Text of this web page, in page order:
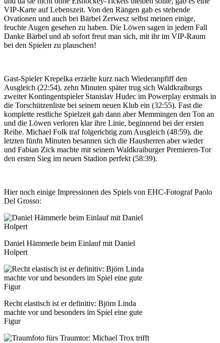
VIP-Karte auf Lebenszeit. Von den Rängen gab es stehende
Ovationen und auch bei Bärbel Zerwesz selbst meinen einige,
feuchte Augen gesehen zu haben. Die Löwen sagen in jedem Fall
Danke Bärbel und ab sofort freut man sich, mit ihr im VIP-Raum
bei den Spielen zu plauschen!
Gast-Spieler Krepelka erzielte kurz nach Wiederanpfiff den
Ausgleich (22:54), zehn Minuten später trug sich Waldkraiburgs
zweiter Kontingentspieler Stanislav Hudec im Powerplay erstmals in
die Torschützenliste bei seinem neuen Klub ein (32:55). Fast die
komplette restliche Spielzeit gab dann aber Memmingen den Ton an
und die Löwen verloren klar ihre Linie, beginnend bei der ersten
Reihe. Michael Folk traf folgerichtig zum Ausgleich (48:59), die
letzten fünfn Minuten besannen sich die Hausherren aber wieder
und Fabian Zick machte mit seinem Waldkraiburger Premieren-Tor
den ersten Sieg im neuen Stadion perfekt (58:39).
Hier noch einige Impressionen des Spiels von EHC-Fotograf Paolo
Del Grosso:
Daniel Hämmerle beim Einlauf mit Daniel
Holpert
Recht elastisch ist er definitiv: Björn Linda
machte vor und besonders im Spiel eine gute
Figur